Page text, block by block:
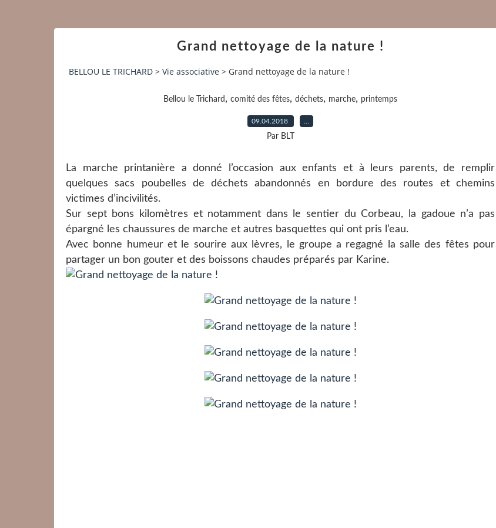
Grand nettoyage de la nature !
BELLOU LE TRICHARD > Vie associative > Grand nettoyage de la nature !
Bellou le Trichard , comité des fêtes, déchets, marche, printemps
09.04.2018
Par BLT
La marche printanière a donné l’occasion aux enfants et à leurs parents, de remplir
quelques sacs poubelles de déchets abandonnés en bordure des routes et chemins
victimes d’incivilités.
Sur sept bons kilomètres et notamment dans le sentier du Corbeau, la gadoue n’a pas
épargné les chaussures de marche et autres basquettes qui ont pris l’eau.
Avec bonne humeur et le sourire aux lèvres, le groupe a regagné la salle des fêtes pour
partager un bon gouter et des boissons chaudes préparés par Karine.